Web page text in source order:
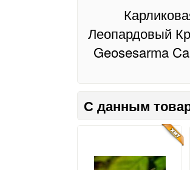
Леопардовый
Geosesarma
С данным